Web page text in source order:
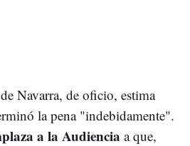
Navarra, de oficio, estima
la pena "indebidamente".
a la Audiencia a que,